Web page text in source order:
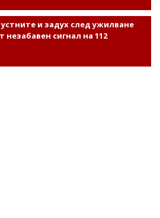
и задух след ужилване
незабавен сигнал на 112